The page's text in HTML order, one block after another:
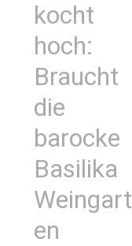
kocht
hoch:
Braucht
die
barocke
Basilika
Weingart
en